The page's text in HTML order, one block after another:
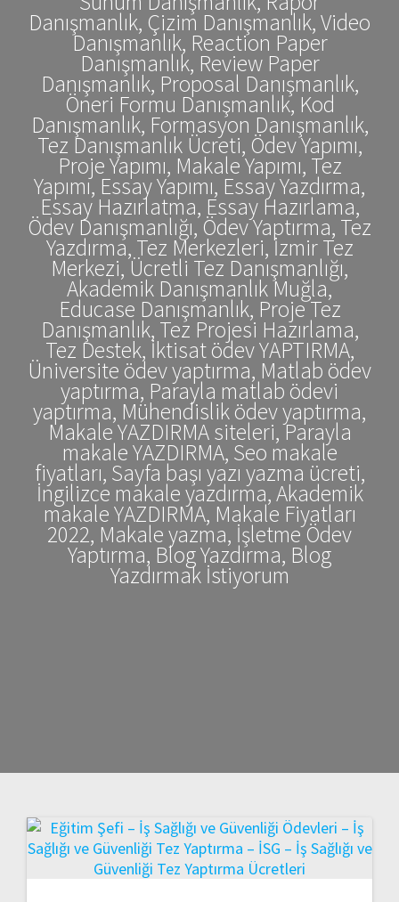
Danışmanlık, Çizim Danışmanlık, Video
Danışmanlık, Reaction Paper
Danışmanlık, Review Paper
Danışmanlık, Proposal Danışmanlık,
Öneri Formu Danışmanlık, Kod
Danışmanlık, Formasyon Danışmanlık,
Tez Danışmanlık Ücreti, Ödev Yapımı,
Proje Yapımı, Makale Yapımı, Tez
Yapımı, Essay Yapımı, Essay Yazdırma,
Essay Hazırlatma, Essay Hazırlama,
Ödev Danışmanlığı, Ödev Yaptırma, Tez
Yazdırma, Tez Merkezleri, İzmir Tez
Merkezi, Ücretli Tez Danışmanlığı,
Akademik Danışmanlık Muğla,
Educase Danışmanlık, Proje Tez
Danışmanlık, Tez Projesi Hazırlama,
Tez Destek, İktisat ödev YAPTIRMA,
Üniversite ödev yaptırma, Matlab ödev
yaptırma, Parayla matlab ödevi
yaptırma, Mühendislik ödev yaptırma,
Makale YAZDIRMA siteleri, Parayla
makale YAZDIRMA, Seo makale
fiyatları, Sayfa başı yazı yazma ücreti,
İngilizce makale yazdırma, Akademik
makale YAZDIRMA, Makale Fiyatları
2022, Makale yazma, İşletme Ödev
Yaptırma, Blog Yazdırma, Blog
Yazdırmak İstiyorum